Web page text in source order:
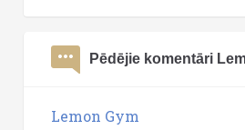
Pēdējie komentāri
Lemon Gym